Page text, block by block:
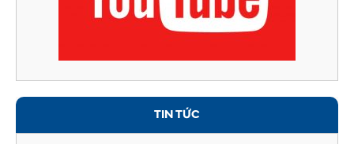
TIN TỨC